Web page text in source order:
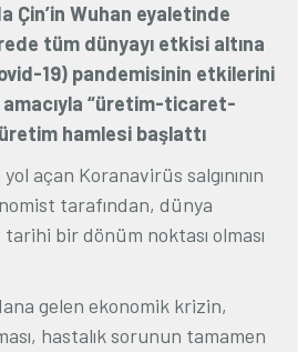
Hakkımızda Galeri
Çin’in Wuhan eyaletinde
tüm dünyayı etkisi altına
19) pandemisinin etkilerini
“üretim-ticaret-
hamlesi başlattı
açan Koranavirüs salgınının
tarafından, dünya
bir dönüm noktası olması
gelen ekonomik krizin,
hastalık sorunun tamamen